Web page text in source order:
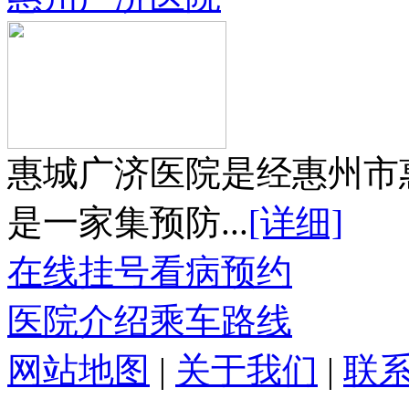
惠城广济医院是经惠州
是一家集预防...[详细]
在线挂号看病预约
医院介绍乘车路线
网站地图 | 关于我们 | 联